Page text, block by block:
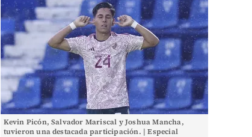
Kevin Picón, Salvador Mariscal y Joshua Mancha,
tuvieron una destacada participación. | Especial